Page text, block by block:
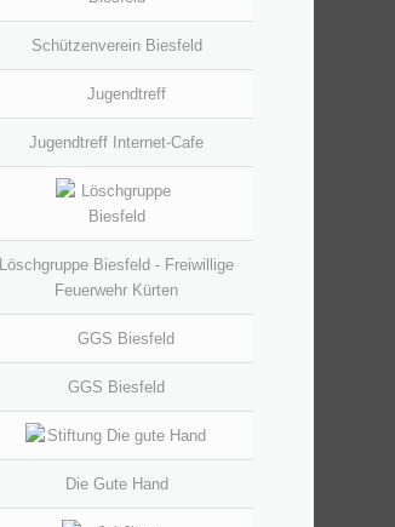
Schützenverein Biesfeld
Jugendtreff Internet-Cafe
Löschgruppe Biesfeld - Freiwillige
Feuerwehr Kürten
GGS Biesfeld
Die Gute Hand